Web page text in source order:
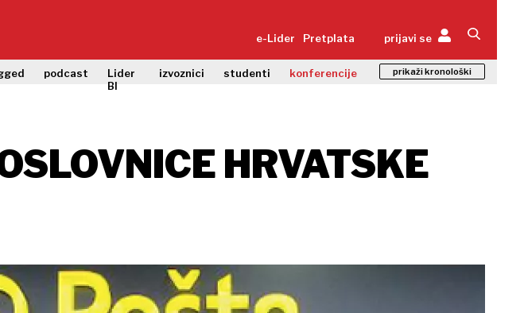
e-Lider Pretplata prijavi se
podcast
Lider
BI
izvoznici studenti konferencije prikaži kronološki
HRVATSKE